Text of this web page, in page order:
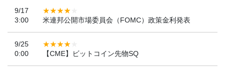
9/17
3:00
米連邦公開市場委員会（FOMC）政策金利発表
9/25
0:00
【CME】ビットコイン先物SQ